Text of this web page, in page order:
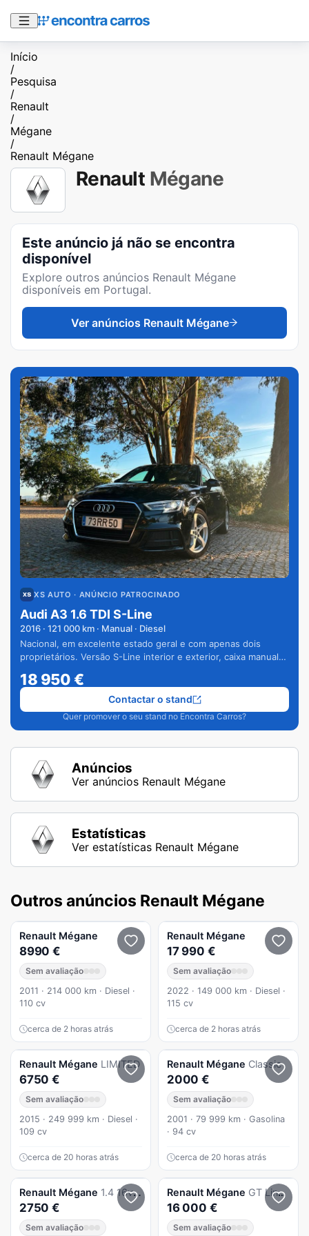
Início
/
Pesquisa
/
Renault
/
Mégane
/
Renault Mégane
Renault Mégane
Este anúncio já não se encontra
disponível
Explore outros anúncios Renault Mégane
disponíveis em Portugal.
Ver anúncios Renault Mégane
XS AUTO · ANÚNCIO PATROCINADO
Audi A3 1.6 TDI S-Line
2016 · 121 000 km · Manual · Diesel
Nacional, em excelente estado geral e com apenas dois
proprietários. Versão S-Line interior e exterior, caixa manual
18 950€
Quer promover o seu stand no Encontra Carros?
Contactar o stand
Anúncios
Ver anúncios Renault Mégane
Estatísticas
Ver estatísticas Renault Mégane
Outros anúncios Renault Mégane
Renault Mégane
8990 €
Sem avaliação
2011 · 214 000 km · Diesel ·
110 cv
cerca de 2 horas atrás
Renault Mégane
17 990 €
Sem avaliação
2022 · 149 000 km · Diesel ·
115 cv
cerca de 2 horas atrás
Renault Mégane LIMITED
6750 €
Sem avaliação
2015 · 249 999 km · Diesel ·
109 cv
cerca de 20 horas atrás
Renault Mégane Classic
2000 €
Sem avaliação
2001 · 79 999 km · Gasolina
· 94 cv
cerca de 20 horas atrás
Renault Mégane 1.4 16v | apenas 118.000 km reais | ipo 2027
2750 €
Sem avaliação
Renault Mégane GT Line 1.5 DCi 110 CV
16 000 €
Sem avaliação